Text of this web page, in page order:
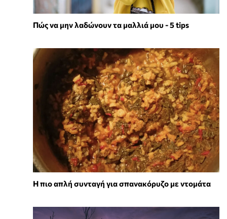
Πώς να μην λαδώνουν τα μαλλιά μου - 5 tips
Η πιο απλή συνταγή για σπανακόρυζο με ντομάτα